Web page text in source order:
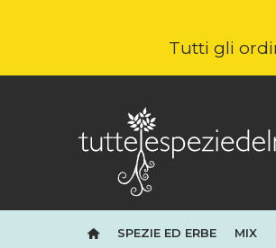
Tutti gli
SPEZIE ED ERBE MIX